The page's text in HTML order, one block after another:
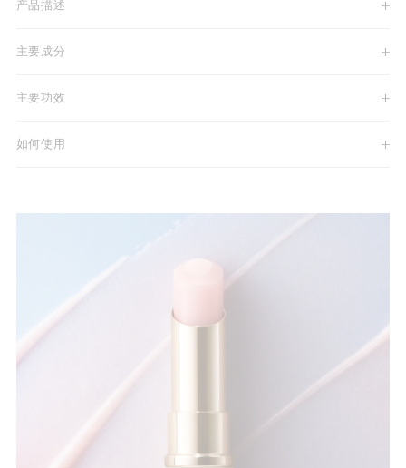
产品描述
主要成分
主要功效
如何使用